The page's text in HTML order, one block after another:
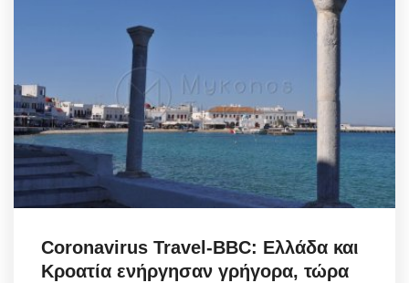
Coronavirus Travel-BBC: Ελλάδα και
Κροατία ενήργησαν γρήγορα, τώρα